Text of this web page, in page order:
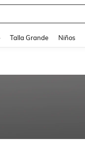
Talla Grande Niños